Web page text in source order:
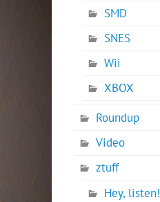
SMD
SNES
Wii
XBOX
Roundup
Video
ztuff
Hey, listen!